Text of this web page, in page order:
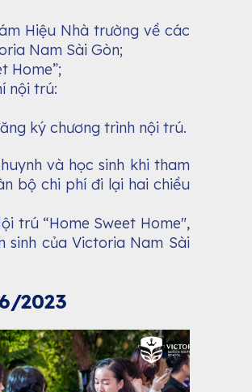
Hiệu Nhà trường về các
Nam Sài Gòn;
Home”;
nội trú:
ký chương trình nội trú.
và học sinh khi tham
bộ chi phí đi lại hai chiều
trú “Home Sweet Home",
sinh của Victoria Nam Sài
2023